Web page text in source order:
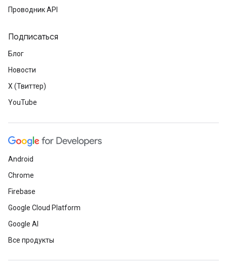
Проводник API
Подписаться
Блог
Новости
X (Твиттер)
YouTube
Android
Chrome
Firebase
Google Cloud Platform
Google AI
Все продукты